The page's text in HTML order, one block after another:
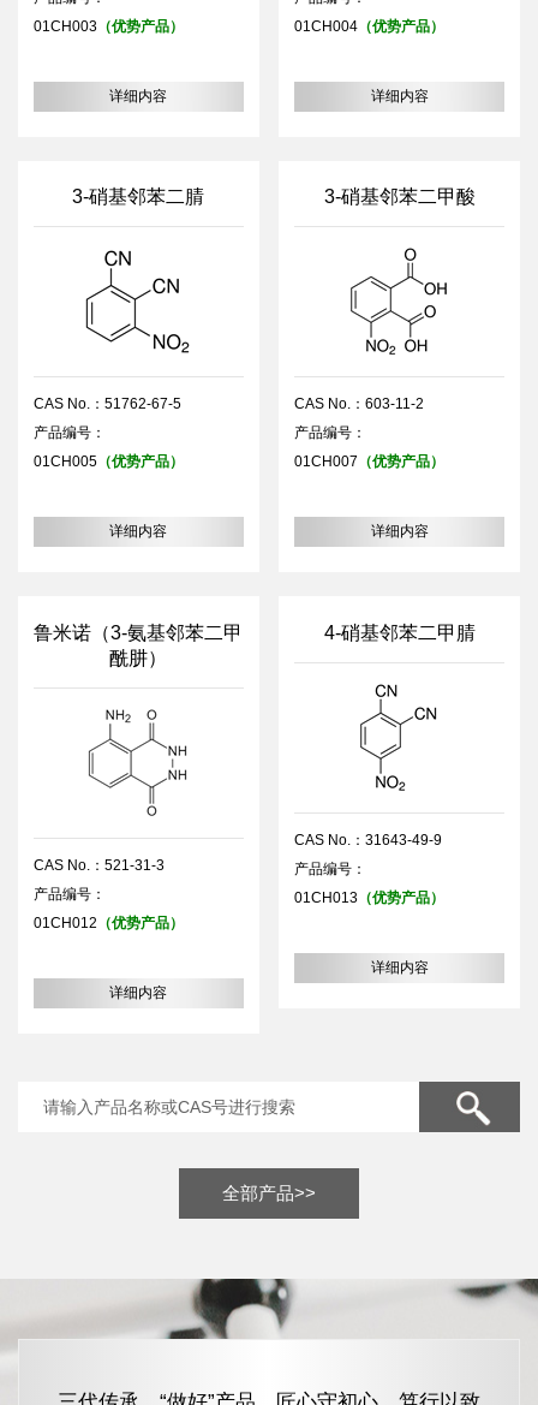
01CH003（优势产品）
详细内容
01CH004（优势产品）
详细内容
3-硝基邻苯二腈
CAS No.：51762-67-5
产品编号：
01CH005（优势产品）
详细内容
3-硝基邻苯二甲酸
CAS No.：603-11-2
产品编号：
01CH007 （优势产品）
详细内容
鲁米诺（3-氨基邻苯二甲
酰肼）
CAS No.：521-31-3
产品编号：
01CH012 （优势产品）
详细内容
4-硝基邻苯二甲腈
CAS No.：31643-49-9
产品编号：
01CH013（优势产品）
详细内容
全部产品>>